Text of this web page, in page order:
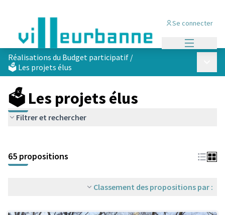
Se connecter
Réalisations du Budget participatif /
🗳️ Les projets élus
🗳️ Les projets élus
Filtrer et rechercher
+
−
65 propositions
Classement des propositions par :